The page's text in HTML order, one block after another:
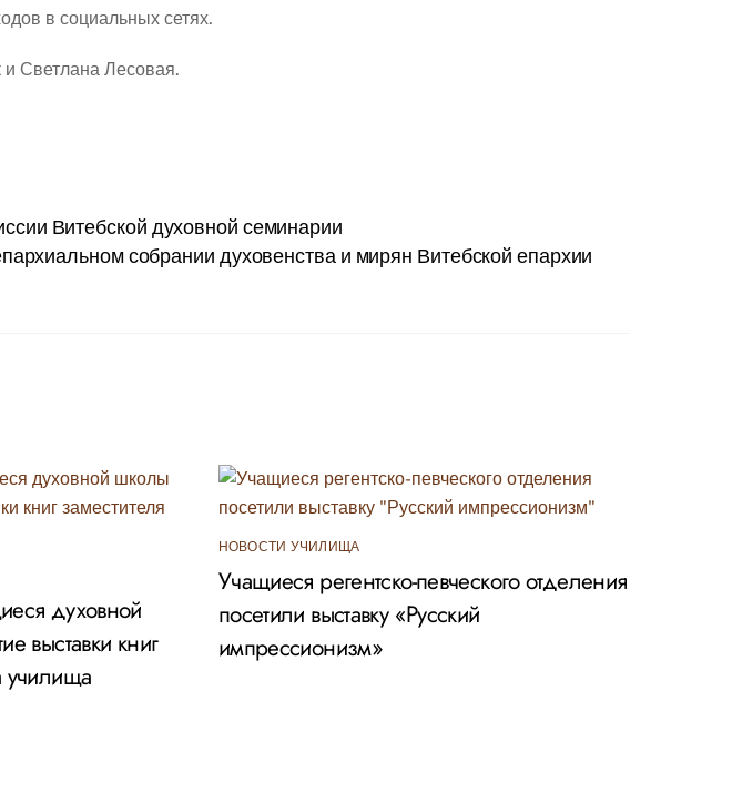
в социальных сетях.
Светлана Лесовая.
Витебской духовной семинарии
собрании духовенства и мирян Витебской епархии
духовной
выставки книг
училища
НОВОСТИ УЧИЛИЩА
Учащиеся регентско-певческого отделения
посетили выставку «Русский
импрессионизм»